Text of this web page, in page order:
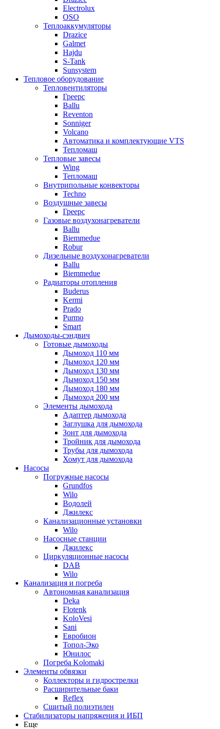
Electrolux
OSO
Теплоаккумуляторы
Drazice
Galmet
Hajdu
S-Tank
Sunsystem
Тепловое оборудование
Тепловентиляторы
Греерс
Ballu
Reventon
Sonniger
Volcano
Автоматика и комплектующие VTS
Тепломаш
Тепловые завесы
Wing
Тепломаш
Внутрипольные конвекторы
Techno
Воздушные завесы
Греерс
Газовые воздухонагреватели
Ballu
Biemmedue
Robur
Дизельные воздухонагреватели
Ballu
Biemmedue
Радиаторы отопления
Buderus
Kermi
Prado
Purmo
Smart
Дымоходы-сэндвич
Готовые дымоходы
Дымоход 110 мм
Дымоход 120 мм
Дымоход 130 мм
Дымоход 150 мм
Дымоход 180 мм
Дымоход 200 мм
Элементы дымохода
Адаптер дымохода
Заглушка для дымохода
Зонт для дымохода
Тройник для дымохода
Трубы для дымохода
Хомут для дымохода
Насосы
Погружные насосы
Grundfos
Wilo
Водолей
Джилекс
Канализационные установки
Wilo
Насосные станции
Джилекс
Циркуляционные насосы
DAB
Wilo
Канализация и погреба
Автономная канализация
Deka
Flotenk
KoloVesi
Sani
Евробион
Топол-Эко
Юнилос
Погреба Kolomaki
Элементы обвязки
Коллекторы и гидрострелки
Расширительные баки
Reflex
Сшитый полиэтилен
Стабилизаторы напряжения и ИБП
Еще